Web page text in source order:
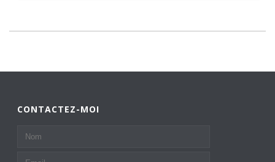
CONTACTEZ-MOI